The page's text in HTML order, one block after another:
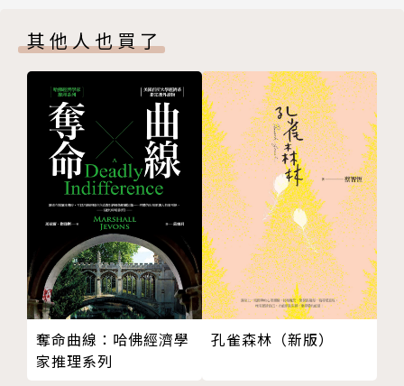
水、妖魔鬼怪；
你們要一起去獲得一些禮物，但最好不要損兵折將、失
去伙伴；
你們要一起踏上歸途，但最好不要滿心疑慮、氤氳滿
如此，你們的漫漫回家路，才是一條好路。」——吳邪
從長白山帶回小哥後，「鐵三角」來到福建的雨村隱
經過一番努力，三人成功搭建好房子，喜來眠的經營也
日漸穩定。
就在這時，胖子向吳邪說出「出去走走」的提案。
在忙完手上的事情後，三人便驅車前往曾經的回憶之地
——墨脫，
第十章 藥泉
第十一章 沐浴節
第十二章 引溫泉水
第十三章 搭閣樓
第十四章 張海客
第十五章 有高人
第十六章 出事了
第十七章 老黃金
第十八章 最好吃的石鍋雞
第十九章 養雞場
第二十章 盛大的節日
第二十一章 會合
第二十二章 友誼賽
第二十三章 阿貴家
其他人也買了
奪命曲線：哈佛經濟學
家推理系列
孔雀森林（新版）